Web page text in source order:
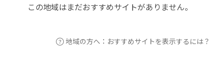
この地域はまだおすすめサイトがありません。
地域の方へ：おすすめサイトを表示するには？